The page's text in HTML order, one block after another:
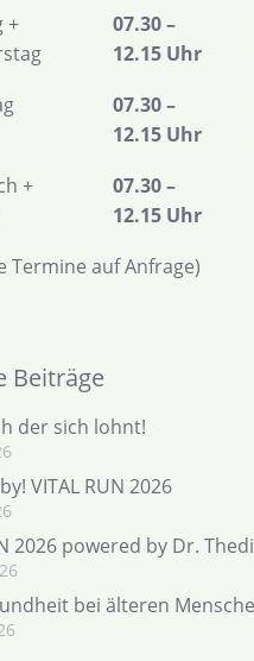
+
07.30 –
12.15 Uhr
07.30 –
12.15 Uhr
+
07.30 –
12.15 Uhr
Termine auf Anfrage)
Beiträge
der sich lohnt!
VITAL RUN 2026
2026 powered by Dr.
bei älteren